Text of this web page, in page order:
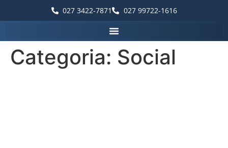
027 3422-7871 027 99722-1616
Categoria: Social